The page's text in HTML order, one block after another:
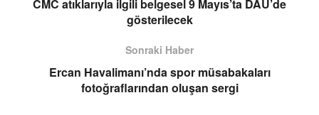
CMC atıklarıyla ilgili belgesel 9 Mayıs’ta DAÜ’de
gösterilecek
Sonraki Haber
Ercan Havalimanı’nda spor müsabakaları
fotoğraflarından oluşan sergi